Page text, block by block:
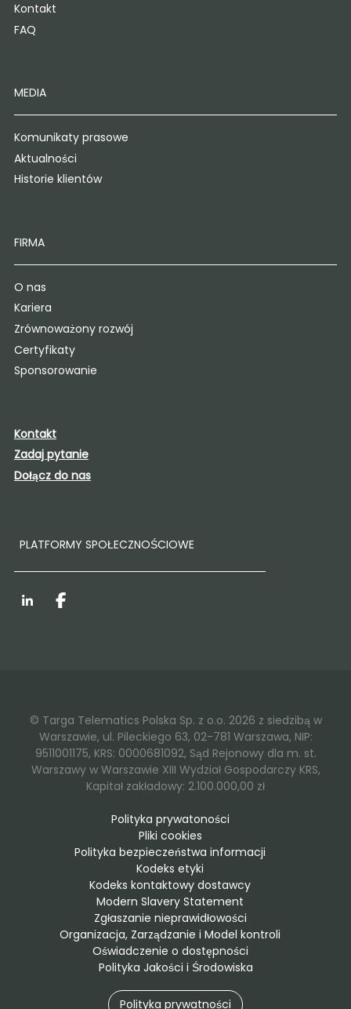
Kontakt
FAQ
MEDIA
Komunikaty prasowe
Aktualności
Historie klientów
FIRMA
O nas
Kariera
Zrównoważony rozwój
Certyfikaty
Sponsorowanie
Kontakt
Zadaj pytanie
Dołącz do nas
PLATFORMY SPOŁECZNOŚCIOWE
LinkedInFacebook
© Targa Telematics Polska Sp. z o.o. 2026 z siedzibą w
Warszawie, ul. Pileckiego 63, 02-781 Warszawa, NIP:
9511001175, KRS: 0000681092, Sąd Rejonowy dla m. st.
Warszawy w Warszawie XIII Wydział Gospodarczy KRS,
Kapitał zakładowy: 2.100.000,00 zł
Polityka prywatoności
Pliki cookies
Polityka bezpieczeństwa informacji
Kodeks etyki
Kodeks kontaktowy dostawcy
Modern Slavery Statement
Zgłaszanie nieprawidłowości
Organizacja, Zarządzanie i Model kontroli
Oświadczenie o dostępności
Polityka Jakości i Środowiska
Polityka prywatności